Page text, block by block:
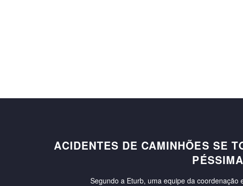
ACIDENTES DE CAMINHÕES SE
Segundo a Eturb, uma equipe da